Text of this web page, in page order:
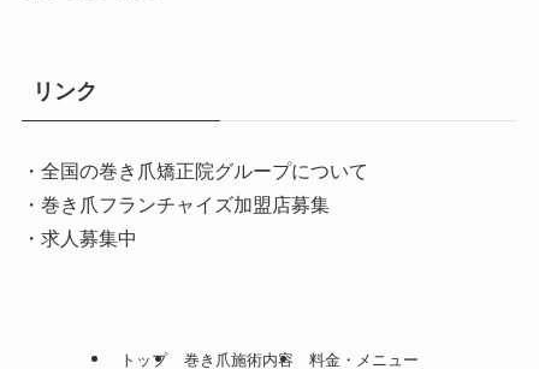
リンク
・全国の巻き爪矯正院グループについて
・巻き爪フランチャイズ加盟店募集
・求人募集中
トップ 巻き爪施術内容 料金・メニュー